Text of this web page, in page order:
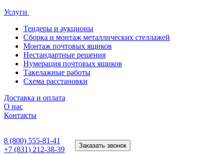
Услуги
Тендеры и аукционы
Сборка и монтаж металлических стеллажей
Монтаж почтовых ящиков
Нестандартные решения
Нумерация почтовых ящиков
Такелажные работы
Схема расстановки
Доставка и оплата
О нас
Контакты
8 (800) 555-81-41
+7 (831) 212-38-39
Заказать звонок